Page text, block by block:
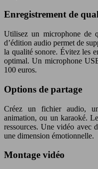
Enregistrement de
Utilisez un microphone de
d’édition audio permet de
la qualité sonore. Évitez les
optimal. Un microphone
100 euros.
Options de partage
Créez un fichier audio,
animation, ou un karaoké.
ressources. Une vidéo avec
une dimension émotionnelle.
Montage vidéo